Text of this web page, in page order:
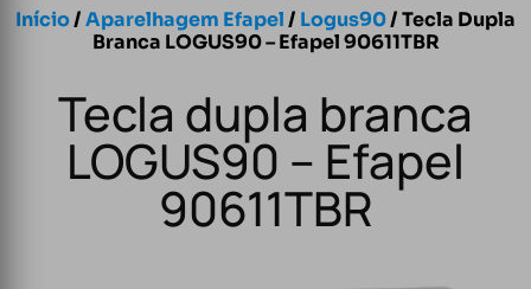
Início/Aparelhagem Efapel/ Logus90/ Tecla Dupla
Branca LOGUS90 – Efapel 90611TBR
Tecla dupla branca
LOGUS90 – Efapel
90611TBR